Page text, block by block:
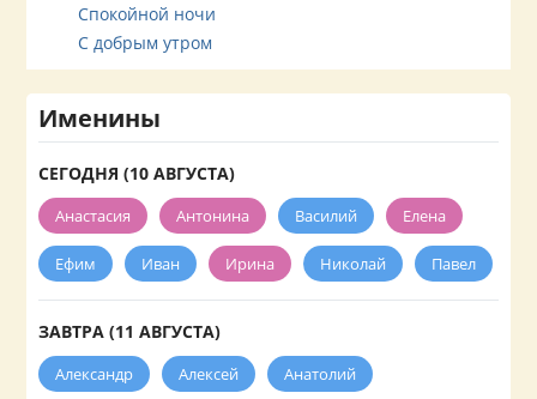
Спокойной ночи
С добрым утром
Именины
СЕГОДНЯ (10 АВГУСТА)
Анастасия Антонина Василий Елена
Ефим Иван Ирина Николай Павел
ЗАВТРА (11 АВГУСТА)
Александр Алексей Анатолий